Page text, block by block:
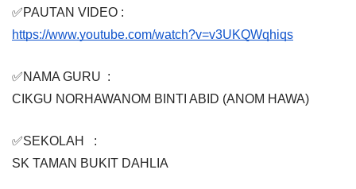
✅PAUTAN VIDEO :
https://www.youtube.com/watch?v=v3UKQWqhiqs
✅NAMA GURU  :
CIKGU NORHAWANOM BINTI ABID (ANOM HAWA)
✅SEKOLAH   :
SK TAMAN BUKIT DAHLIA